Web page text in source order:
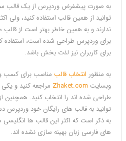
به صورت پیشفرض وردپرس از یک قالب
توانید از همین قالب استفاده کنید، ولی
ندارند و به همین خاطر بهتر است از قالب
برای وردپرس طراحی شده است، استفاده
برای کاربران نیز لذت بخش باشد.
به منظور انتخاب قالبمناسب برای کسب و
وبسایت Zhaket.com مراجعه کنید و
طراحی شده اند را انتخاب کنید.
توانید به قالب های رایگان خود وردپرس
به ذکر است که اکثر این قالب ها
های فارسی زبان بهینه سازی نشده اند.